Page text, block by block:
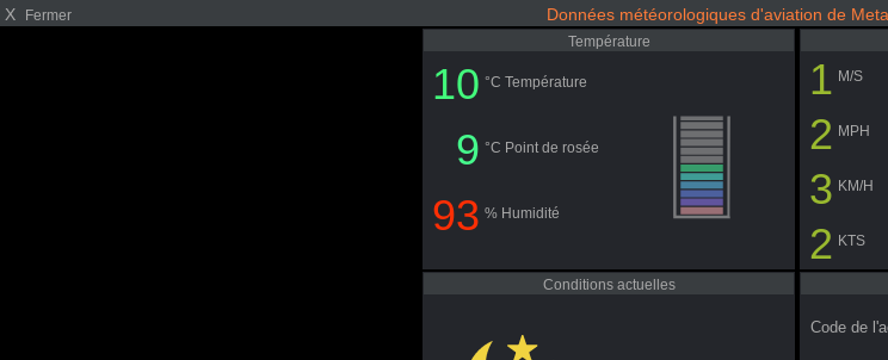
X Fermer Données météorologiques d'aviation de
Température
10 °C Température
9 °C Point de rosée
93 % Humidité
1 M/S
2 MPH
3 KM/H
2 KTS
Conditions actuelles
Code de